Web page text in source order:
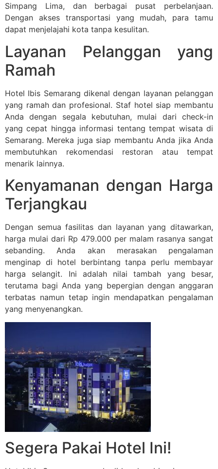
Simpang Lima, dan berbagai pusat perbelanjaan.
Dengan akses transportasi yang mudah, para tamu
dapat menjelajahi kota tanpa kesulitan.
Layanan Pelanggan yang
Ramah
Hotel Ibis Semarang dikenal dengan layanan pelanggan
yang ramah dan profesional. Staf hotel siap membantu
Anda dengan segala kebutuhan, mulai dari check-in
yang cepat hingga informasi tentang tempat wisata di
Semarang. Mereka juga siap membantu Anda jika Anda
membutuhkan rekomendasi restoran atau tempat
menarik lainnya.
Kenyamanan dengan Harga
Terjangkau
Dengan semua fasilitas dan layanan yang ditawarkan,
harga mulai dari Rp 479.000 per malam rasanya sangat
sebanding. Anda akan merasakan pengalaman
menginap di hotel berbintang tanpa perlu membayar
harga selangit. Ini adalah nilai tambah yang besar,
terutama bagi Anda yang bepergian dengan anggaran
terbatas namun tetap ingin mendapatkan pengalaman
yang menyenangkan.
Segera Pakai Hotel Ini!